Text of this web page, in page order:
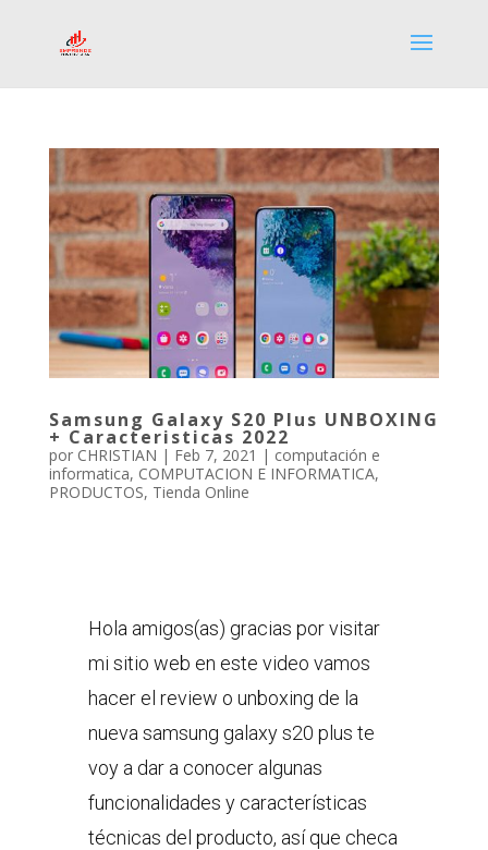
Samsung Galaxy S20 Plus UNBOXING
+ Caracteristicas 2022
por CHRISTIAN | Feb 7, 2021 | computación e
informatica, COMPUTACION E INFORMATICA,
PRODUCTOS, Tienda Online
Hola amigos(as) gracias por visitar
mi sitio web en este video vamos
hacer el review o unboxing de la
nueva samsung galaxy s20 plus te
voy a dar a conocer algunas
funcionalidades y características
técnicas del producto, así que checa